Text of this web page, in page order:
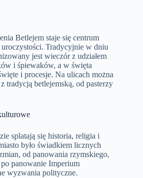
Betlejem staje się centrum
Tradycyjnie w dniu
jest wieczór z udziałem
i śpiewaków, a w święta
i procesje. Na ulicach można
tradycją betlejemską, od pasterzy
splatają się historia, religia i
było świadkiem licznych
od panowania rzymskiego,
panowanie Imperium
wyzwania polityczne.